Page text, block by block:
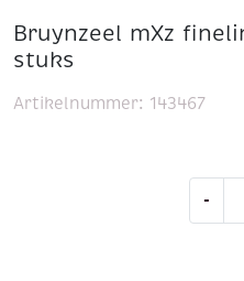
Bruynzeel mXz
stuks
-
Artikelnummer: 143467